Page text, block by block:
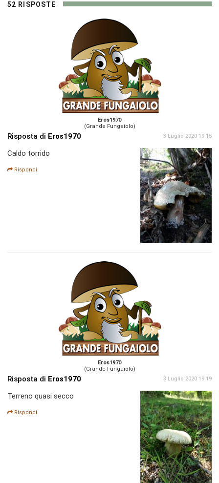
52 RISPOSTE
Eros1970
(Grande Fungaiolo)
Risposta di Eros1970 3 Luglio 2020 19:15
Caldo torrido
Rispondi
Eros1970
(Grande Fungaiolo)
Risposta di Eros1970 3 Luglio 2020 19:19
Terreno quasi secco
Rispondi